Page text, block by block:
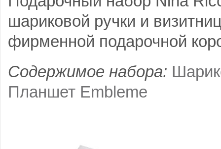
шариковой ручки и
фирменной подарочной
Содержимое набора:
Планшет Embleme